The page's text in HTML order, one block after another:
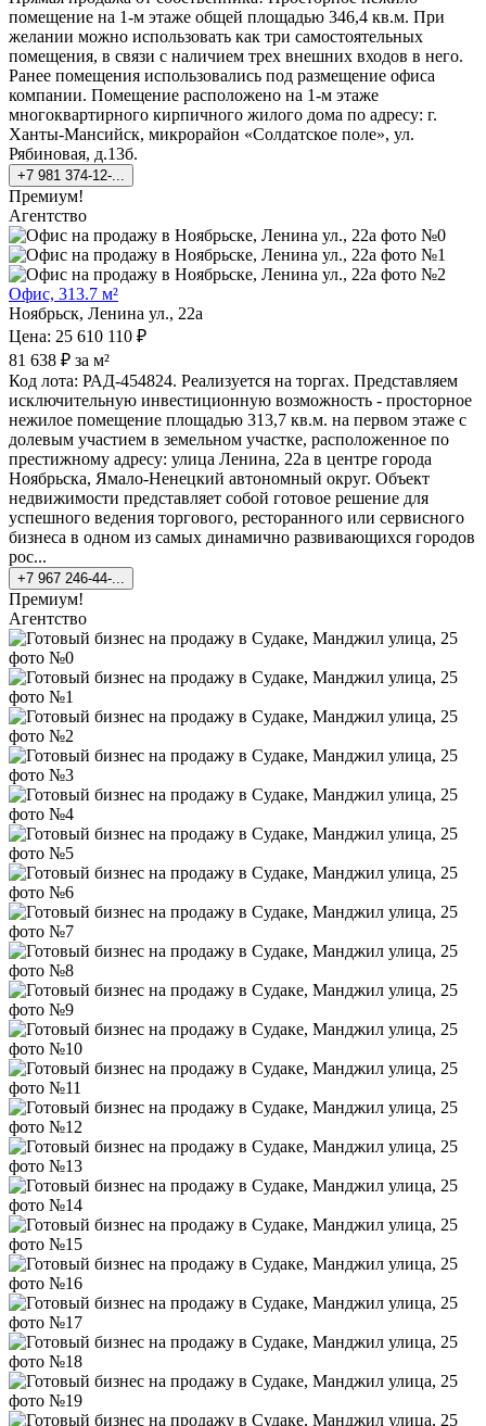
помещение на 1-м этаже общей площадью 346,4 кв.м. При
желании можно использовать как три самостоятельных
помещения, в связи с наличием трех внешних входов в него.
Ранее помещения использовались под размещение офиса
компании. Помещение расположено на 1-м этаже
многоквартирного кирпичного жилого дома по адресу: г.
Ханты-Мансийск, микрорайон «Солдатское поле», ул.
Рябиновая, д.13б.
+7 981 374-12-...
Премиум!
Агентство
Офис, 313.7 м²
Ноябрьск, Ленина ул., 22а
Цена: 25 610 110 ₽
81 638 ₽ за м²
Код лота: РАД-454824. Реализуется на торгах. Представляем
исключительную инвестиционную возможность - просторное
нежилое помещение площадью 313,7 кв.м. на первом этаже с
долевым участием в земельном участке, расположенное по
престижному адресу: улица Ленина, 22а в центре города
Ноябрьска, Ямало-Ненецкий автономный округ. Объект
недвижимости представляет собой готовое решение для
успешного ведения торгового, ресторанного или сервисного
бизнеса в одном из самых динамично развивающихся городов
рос...
+7 967 246-44-...
Премиум!
Агентство